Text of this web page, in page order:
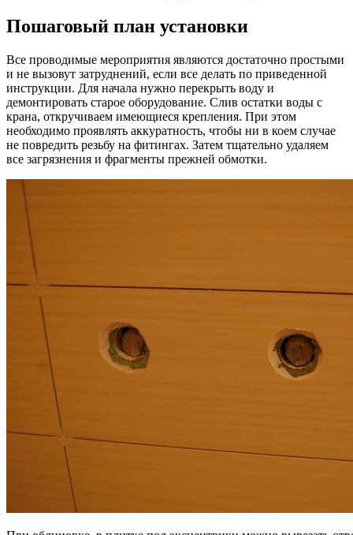
Пошаговый план установки
Все проводимые мероприятия являются достаточно простыми
и не вызовут затруднений, если все делать по приведенной
инструкции. Для начала нужно перекрыть воду и
демонтировать старое оборудование. Слив остатки воды с
крана, откручиваем имеющиеся крепления. При этом
необходимо проявлять аккуратность, чтобы ни в коем случае
не повредить резьбу на фитингах. Затем тщательно удаляем
все загрязнения и фрагменты прежней обмотки.